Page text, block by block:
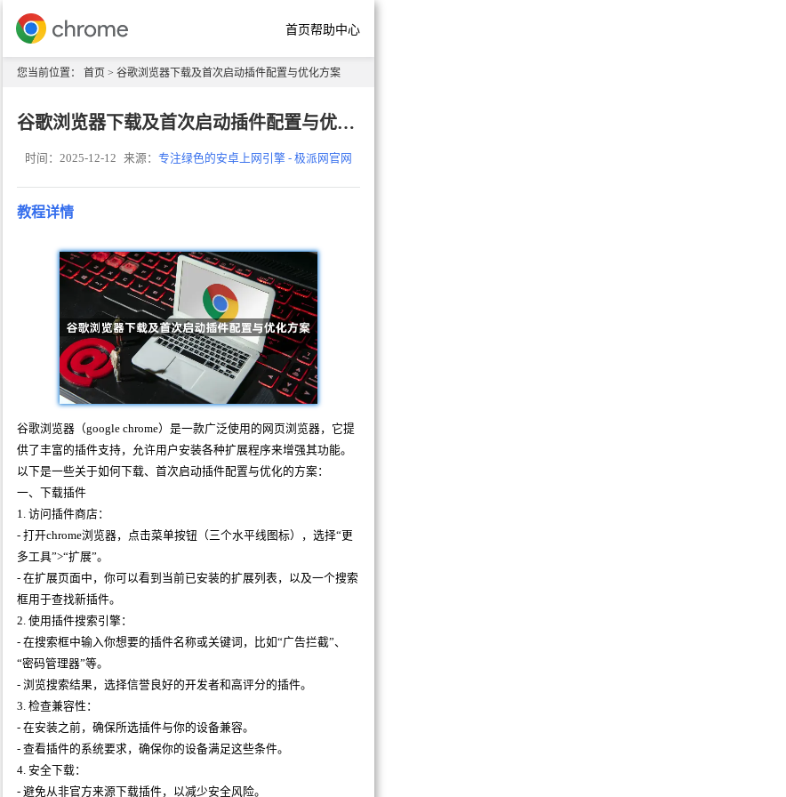
首页帮助中心
您当前位置： 首页 > 谷歌浏览器下载及首次启动插件配置与优化方案
谷歌浏览器下载及首次启动插件配置与优化方案
时间：2025-12-12 来源：专注绿色的安卓上网引擎 - 极派网官网
教程详情
谷歌浏览器（google chrome）是一款广泛使用的网页浏览器，它提
供了丰富的插件支持，允许用户安装各种扩展程序来增强其功能。
以下是一些关于如何下载、首次启动插件配置与优化的方案：
一、下载插件
1. 访问插件商店：
- 打开chrome浏览器，点击菜单按钮（三个水平线图标），选择“更
多工具”>“扩展”。
- 在扩展页面中，你可以看到当前已安装的扩展列表，以及一个搜索
框用于查找新插件。
2. 使用插件搜索引擎：
- 在搜索框中输入你想要的插件名称或关键词，比如“广告拦截”、
“密码管理器”等。
- 浏览搜索结果，选择信誉良好的开发者和高评分的插件。
3. 检查兼容性：
- 在安装之前，确保所选插件与你的设备兼容。
- 查看插件的系统要求，确保你的设备满足这些条件。
4. 安全下载：
- 避免从非官方来源下载插件，以减少安全风险。